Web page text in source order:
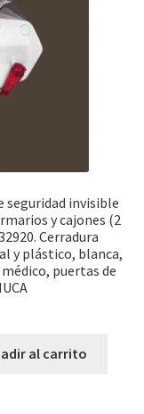
seguridad invisible
y cajones (2
Cerradura
y plástico, blanca,
puertas de
al carrito